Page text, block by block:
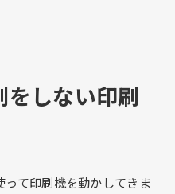
をしない印刷
て印刷機を動かしてきま